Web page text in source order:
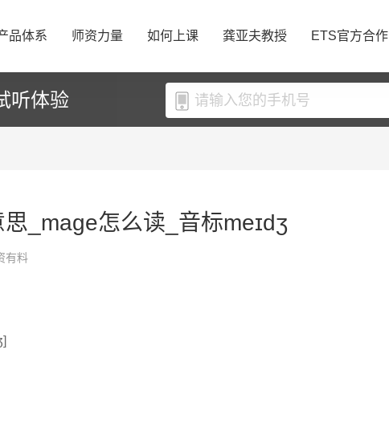
品体系 师资力量 如何上课 龚亚夫教授 ETS官方合作
听体验
_mage怎么读_音标meɪdʒ
有料